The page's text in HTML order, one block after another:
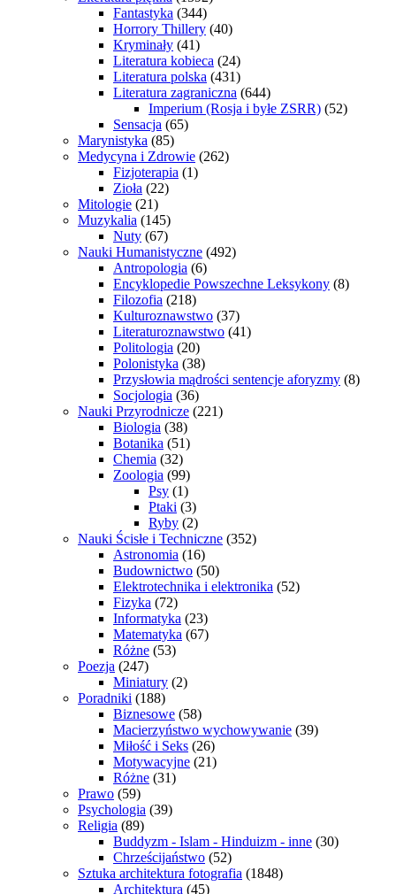
Fantastyka (344)
Horrory Thillery (40)
Kryminały (41)
Literatura kobieca (24)
Literatura polska (431)
Literatura zagraniczna (644)
Imperium (Rosja i byłe ZSRR) (52)
Sensacja (65)
Marynistyka (85)
Medycyna i Zdrowie (262)
Fizjoterapia (1)
Zioła (22)
Mitologie (21)
Muzykalia (145)
Nuty (67)
Nauki Humanistyczne (492)
Antropologia (6)
Encyklopedie Powszechne Leksykony (8)
Filozofia (218)
Kulturoznawstwo (37)
Literaturoznawstwo (41)
Politologia (20)
Polonistyka (38)
Przysłowia mądrości sentencje aforyzmy (8)
Socjologia (36)
Nauki Przyrodnicze (221)
Biologia (38)
Botanika (51)
Chemia (32)
Zoologia (99)
Psy (1)
Ptaki (3)
Ryby (2)
Nauki Ścisłe i Techniczne (352)
Astronomia (16)
Budownictwo (50)
Elektrotechnika i elektronika (52)
Fizyka (72)
Informatyka (23)
Matematyka (67)
Różne (53)
Poezja (247)
Miniatury (2)
Poradniki (188)
Biznesowe (58)
Macierzyństwo wychowywanie (39)
Miłość i Seks (26)
Motywacyjne (21)
Różne (31)
Prawo (59)
Psychologia (39)
Religia (89)
Buddyzm - Islam - Hinduizm - inne (30)
Chrześcijaństwo (52)
Sztuka architektura fotografia (1848)
Architektura (45)